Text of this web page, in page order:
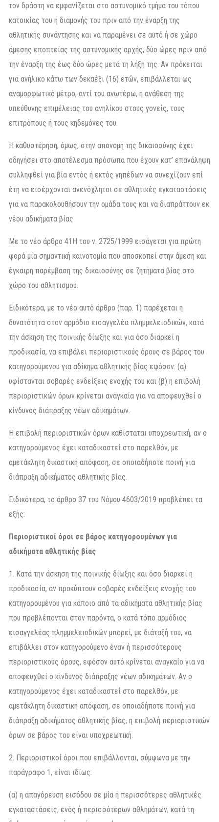
τον δράστη να εµφανίζεται στο αστυνοµικό τµήµα του τόπου
κατοικίας του ή διαµονής του πριν από την έναρξη της
αθλητικής συνάντησης και να παραµένει σε αυτό ή σε χώρο
άµεσης εποπτείας της αστυνοµικής αρχής, δύο ώρες πριν από
την έναρξη της έως δύο ώρες µετά τη λήξη της. Αν πρόκειται
για ανήλικο κάτω των δεκαέξι (16) ετών, επιβάλλεται ως
αναµορφωτικό µέτρο, αντί του ανωτέρω, η ανάθεση της
υπεύθυνης επιµέλειας του ανηλίκου στους γονείς, τους
επιτρόπους ή τους κηδεµόνες του.
Η καθυστέρηση, όµως, στην απονοµή της δικαιοσύνης έχει
οδηγήσει στο αποτέλεσµα πρόσωπα που έχουν κατ’ επανάληψη
συλληφθεί για βία εντός ή εκτός γηπέδων να συνεχίζουν επί
έτη να εισέρχονται ανενόχλητοι σε αθλητικές εγκαταστάσεις
για να παρακολουθήσουν την οµάδα τους και να διαπράττουν εκ
νέου αδικήµατα βίας.
Με το νέο άρθρο 41Η του ν. 2725/1999 εισάγεται για πρώτη
φορά µία σηµαντική καινοτοµία που αποσκοπεί στην άµεση και
έγκαιρη παρέµβαση της δικαιοσύνης σε ζητήµατα βίας στο
χώρο του αθλητισµού.
Ειδικότερα, µε το νέο αυτό άρθρο (παρ. 1) παρέχεται η
δυνατότητα στον αρµόδιο εισαγγελέα πληµµελειοδικών, κατά
την άσκηση της ποινικής δίωξης και για όσο διαρκεί η
προδικασία, να επιβάλει περιοριστικούς όρους σε βάρος του
κατηγορούµενου για αδίκηµα αθλητικής βίας εφόσον: (α)
υφίστανται σοβαρές ενδείξεις ενοχής του και (β) η επιβολή
περιοριστικών όρων κρίνεται αναγκαία για να αποφευχθεί ο
κίνδυνος διάπραξης νέων αδικηµάτων.
Η επιβολή περιοριστικών όρων καθίσταται υποχρεωτική, αν ο
κατηγορούµενος έχει καταδικαστεί στο παρελθόν, µε
αµετάκλητη δικαστική απόφαση, σε οποιαδήποτε ποινή για
διάπραξη αδικήµατος αθλητικής βίας.
Ειδικότερα, το άρθρο 37 του Νόμου 4603/2019 προβλέπει τα
εξής:
Περιοριστικοί όροι σε βάρος κατηγορουμένων για
αδικήματα αθλητικής βίας
1. Κατά την άσκηση της ποινικής δίωξης και όσο διαρκεί η
προδικασία, αν προκύπτουν σοβαρές ενδείξεις ενοχής του
κατηγορουμένου για κάποιο από τα αδικήματα αθλητικής βίας
που προβλέπονται στον παρόντα, ο κατά τόπο αρμόδιος
εισαγγελέας πλημμελειοδικών μπορεί, με διάταξή του, να
επιβάλλει στον κατηγορούμενο έναν ή περισσότερους
περιοριστικούς όρους, εφόσον αυτό κρίνεται αναγκαίο για να
αποφευχθεί ο κίνδυνος διάπραξης νέων αδικημάτων. Αν ο
κατηγορούμενος έχει καταδικαστεί στο παρελθόν, με
αμετάκλητη δικαστική απόφαση, σε οποιαδήποτε ποινή για
διάπραξη αδικήματος αθλητικής βίας, η επιβολή περιοριστικών
όρων σε βάρος του είναι υποχρεωτική.
2. Περιοριστικοί όροι που επιβάλλονται, σύμφωνα με την
παράγραφο 1, είναι ιδίως:
(α) η απαγόρευση εισόδου σε μία ή περισσότερες αθλητικές
εγκαταστάσεις, ενός ή περισσότερων αθλημάτων, κατά τη